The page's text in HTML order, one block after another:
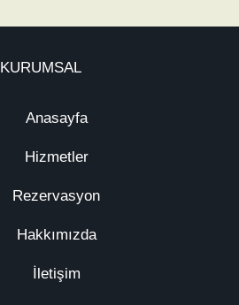
KURUMSAL
Anasayfa
Hizmetler
Rezervasyon
Hakkımızda
İletişim